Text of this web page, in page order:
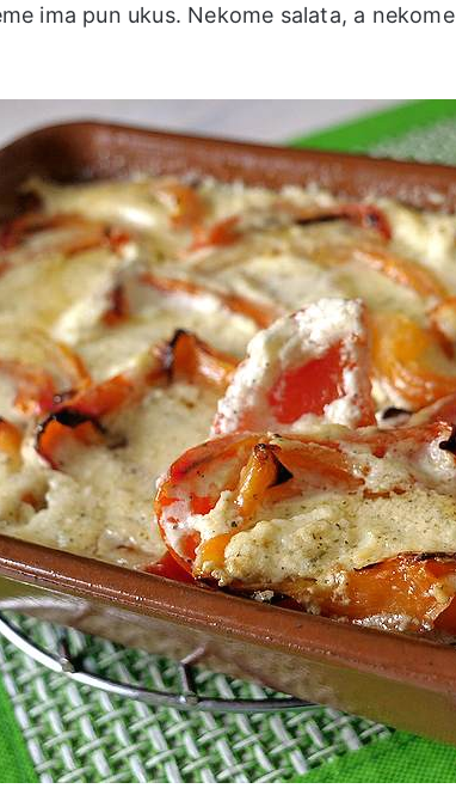
ima pun ukus. Nekome salata, a